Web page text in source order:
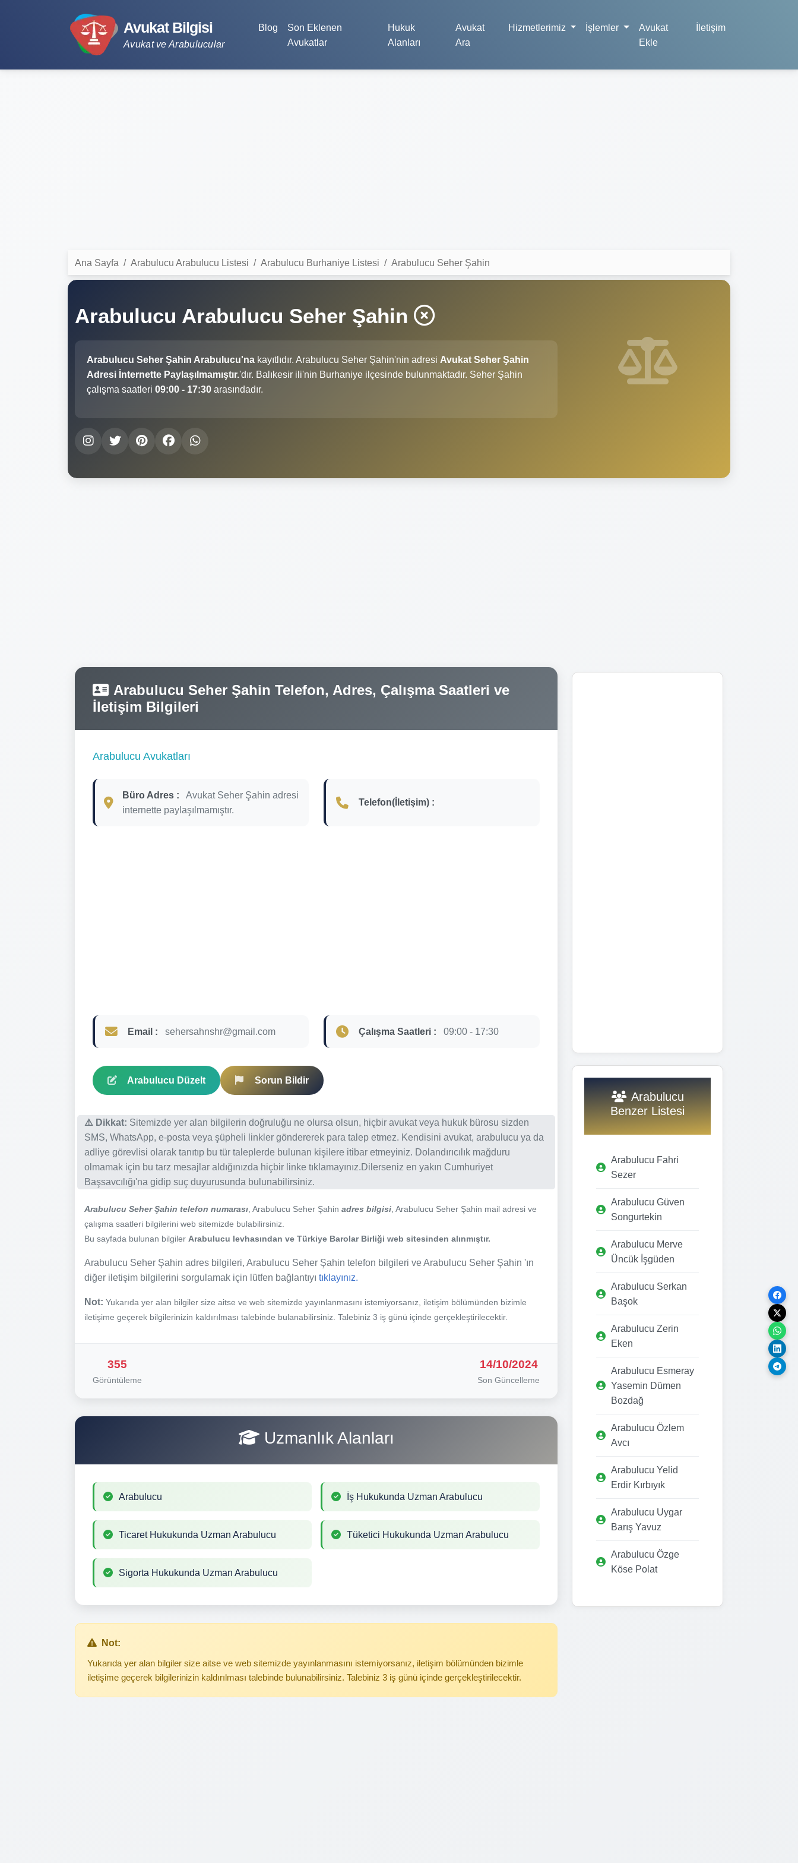
Avukat Bilgisi
Avukat ve Arabulucular
Blog
Son Eklenen
Avukatlar
Hukuk
Alanları
Avukat
Ara
Hizmetlerimiz İşlemler
Avukat
Ekle
İletişim
Ana Sayfa Arabulucu Arabulucu Listesi Arabulucu Burhaniye Listesi Arabulucu Seher Şahin
Arabulucu Arabulucu Seher Şahin
Arabulucu Seher Şahin Arabulucu'na kayıtlıdır. Arabulucu Seher Şahin'nin adresi Avukat Seher Şahin
Adresi İnternette Paylaşılmamıştır.'dır. Balıkesir ili'nin Burhaniye ilçesinde bulunmaktadır. Seher Şahin
çalışma saatleri 09:00 - 17:30 arasındadır.
Arabulucu Seher Şahin Telefon, Adres, Çalışma Saatleri ve
İletişim Bilgileri
Arabulucu Avukatları
Büro Adres :
Avukat Seher Şahin adresi
internette paylaşılmamıştır.
Telefon(İletişim) :
Email : sehersahnshr@gmail.com Çalışma Saatleri : 09:00 - 17:30
Arabulucu Düzelt Sorun Bildir
⚠️ Dikkat: Sitemizde yer alan bilgilerin doğruluğu ne olursa olsun, hiçbir avukat veya hukuk bürosu sizden
SMS, WhatsApp, e-posta veya şüpheli linkler göndererek para talep etmez. Kendisini avukat, arabulucu ya da
adliye görevlisi olarak tanıtıp bu tür taleplerde bulunan kişilere itibar etmeyiniz. Dolandırıcılık mağduru
olmamak için bu tarz mesajlar aldığınızda hiçbir linke tıklamayınız.Dilerseniz en yakın Cumhuriyet
Başsavcılığı'na gidip suç duyurusunda bulunabilirsiniz.
Arabulucu Seher Şahin telefon numarası , Arabulucu Seher Şahin adres bilgisi , Arabulucu Seher Şahin mail adresi ve
çalışma saatleri bilgilerini web sitemizde bulabilirsiniz.
Bu sayfada bulunan bilgiler Arabulucu levhasından ve Türkiye Barolar Birliği web sitesinden alınmıştır.
Arabulucu Seher Şahin adres bilgileri, Arabulucu Seher Şahin telefon bilgileri ve Arabulucu Seher Şahin 'ın
diğer iletişim bilgilerini sorgulamak için lütfen bağlantıyı tıklayınız.
Not: Yukarıda yer alan bilgiler size aitse ve web sitemizde yayınlanmasını istemiyorsanız, iletişim bölümünden bizimle
iletişime geçerek bilgilerinizin kaldırılması talebinde bulanabilirsiniz. Talebiniz 3 iş günü içinde gerçekleştirilecektir.
355
Görüntüleme
14/10/2024
Son Güncelleme
Uzmanlık Alanları
Arabulucu İş Hukukunda Uzman Arabulucu
Ticaret Hukukunda Uzman Arabulucu Tüketici Hukukunda Uzman Arabulucu
Sigorta Hukukunda Uzman Arabulucu
Not:
Yukarıda yer alan bilgiler size aitse ve web sitemizde yayınlanmasını istemiyorsanız, iletişim bölümünden bizimle
iletişime geçerek bilgilerinizin kaldırılması talebinde bulunabilirsiniz. Talebiniz 3 iş günü içinde gerçekleştirilecektir.
Arabulucu
Benzer Listesi
Arabulucu Fahri
Sezer
Arabulucu Güven
Songurtekin
Arabulucu Merve
Üncük İşgüden
Arabulucu Serkan
Başok
Arabulucu Zerin
Eken
Arabulucu Esmeray
Yasemin Dümen
Bozdağ
Arabulucu Özlem
Avcı
Arabulucu Yelid
Erdir Kırbıyık
Arabulucu Uygar
Barış Yavuz
Arabulucu Özge
Köse Polat